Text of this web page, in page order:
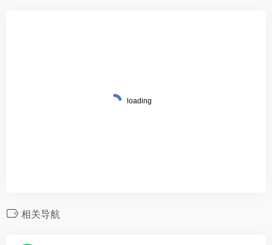
相关导航